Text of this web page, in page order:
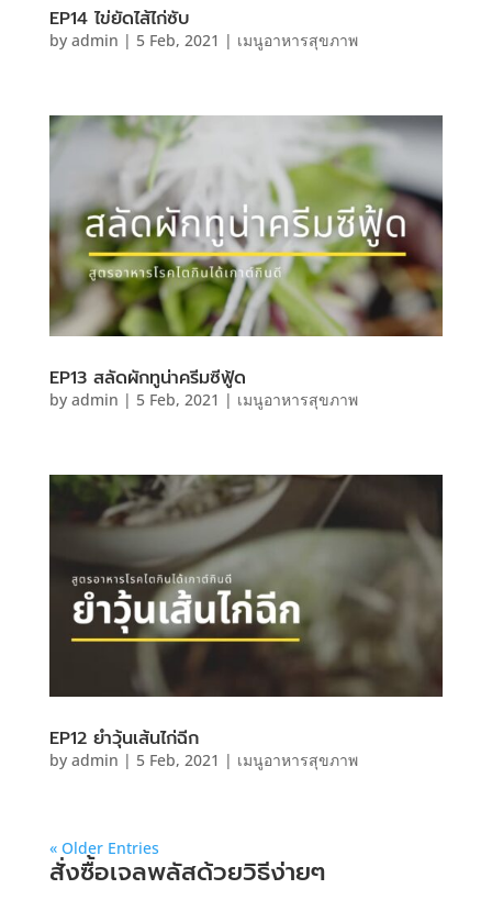
EP14 ไข่ยัดไส้ไก่ซับ
by admin | 5 Feb, 2021 | เมนูอาหารสุขภาพ
EP13 สลัดผักทูน่าครีมซีฟู้ด
by admin | 5 Feb, 2021 | เมนูอาหารสุขภาพ
EP12 ยำวุ้นเส้นไก่ฉีก
by admin | 5 Feb, 2021 | เมนูอาหารสุขภาพ
« Older Entries
สั่งซื้อเจลพลัสด้วยวิธีง่ายๆ